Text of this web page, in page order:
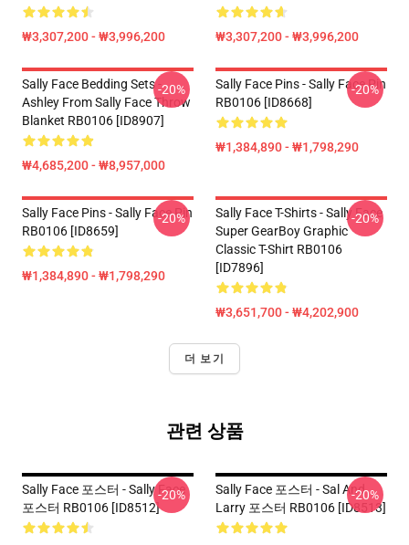
₩3,307,200 - ₩3,996,200 ₩3,307,200 - ₩3,996,200
Sally Face Bedding Sets -
Ashley From Sally Face Throw
Blanket RB0106 [ID8907]
₩4,685,200 - ₩8,957,000
-20%
Sally Face Pins - Sally Face Pin
RB0106 [ID8668]
₩1,384,890 - ₩1,798,290
-20%
Sally Face Pins - Sally Face Pin
RB0106 [ID8659]
₩1,384,890 - ₩1,798,290
-20%
Sally Face T-Shirts - Sally Face
Super GearBoy Graphic
Classic T-Shirt RB0106
[ID7896]
₩3,651,700 - ₩4,202,900
-20%
더 보기
관련 상품
Sally Face 포스터 - Sally Face
포스터 RB0106 [ID8512]
-20%
Sally Face 포스터 - Sal And
Larry 포스터 RB0106 [ID8513]
-20%